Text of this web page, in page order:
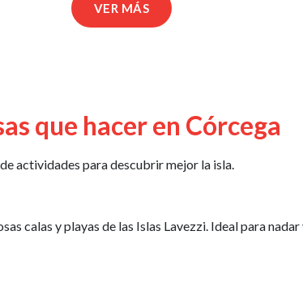
VER MÁS
que hacer en Córcega
actividades para descubrir mejor la isla.
calas y playas de las Islas Lavezzi. Ideal para nadar